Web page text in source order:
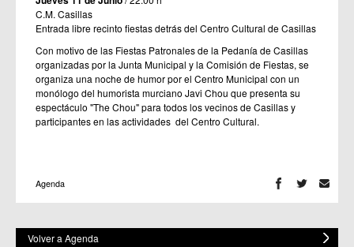
C.M. Casillas
Entrada libre recinto fiestas detrás del Centro Cultural de Casillas
Con motivo de las Fiestas Patronales de la Pedanía de Casillas
organizadas por la Junta Municipal y la Comisión de Fiestas, se
organiza una noche de humor por el Centro Municipal con un
monólogo del humorista murciano Javi Chou que presenta su
espectáculo "The Chou" para todos los vecinos de Casillas y
participantes en las actividades del Centro Cultural.
Agenda
Volver a Agenda